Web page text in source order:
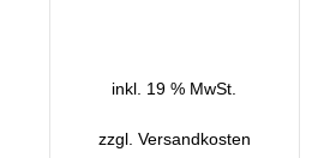
inkl. 19 % MwSt.
zzgl. Versandkosten